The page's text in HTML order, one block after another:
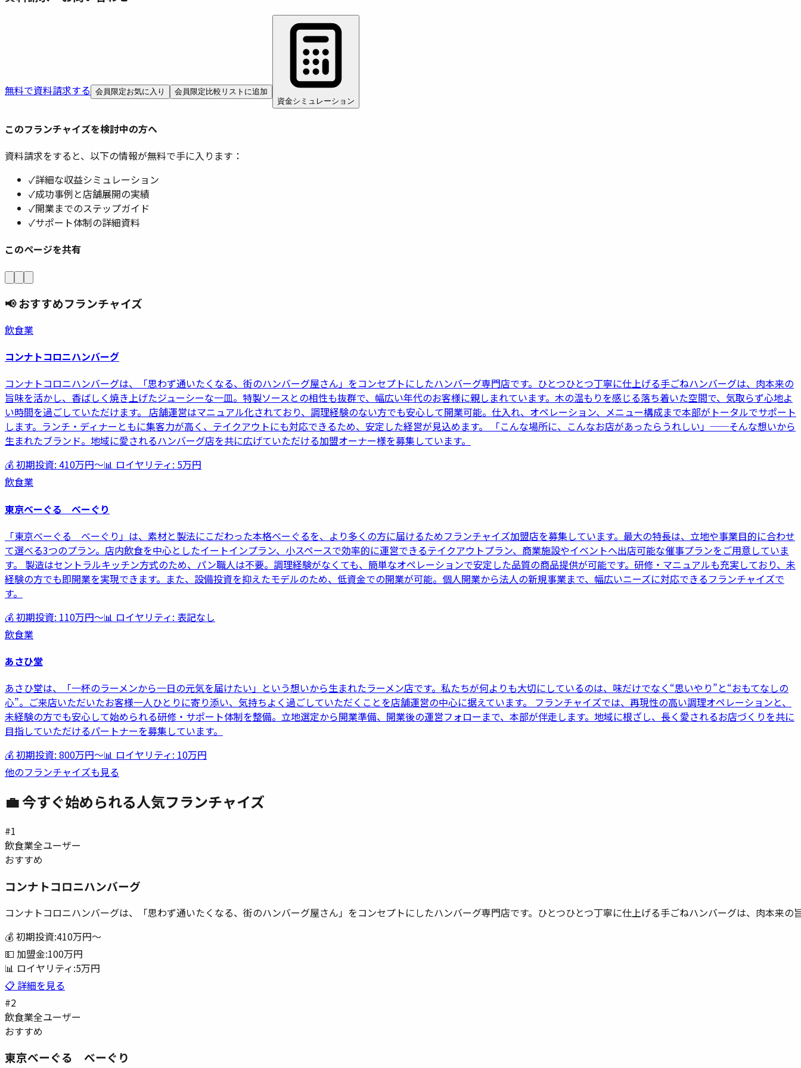
無料で資料請求する 会員限定お気に入り 会員限定 比較リストに追加
資金シミュレーション
このフランチャイズを検討中の方へ
資料請求をすると、以下の情報が無料で手に入ります：
✓詳細な収益シミュレーション
✓成功事例と店舗展開の実績
✓開業までのステップガイド
✓サポート体制の詳細資料
このページを共有
📢 おすすめフランチャイズ
飲食業
コンナトコロニハンバーグ
コンナトコロニハンバーグは、「思わず通いたくなる、街のハンバーグ屋さん」をコンセプトにしたハンバーグ専門店です。ひとつひとつ丁寧に仕上げる手ごねハンバーグは、肉本来の
旨味を活かし、香ばしく焼き上げたジューシーな一皿。特製ソースとの相性も抜群で、幅広い年代のお客様に親しまれています。木の温もりを感じる落ち着いた空間で、気取らず心地よ
い時間を過ごしていただけます。 店舗運営はマニュアル化されており、調理経験のない方でも安心して開業可能。仕入れ、オペレーション、メニュー構成まで本部がトータルでサポート
します。ランチ・ディナーともに集客力が高く、テイクアウトにも対応できるため、安定した経営が見込めます。 「こんな場所に、こんなお店があったらうれしい」──そんな想いから
生まれたブランド。地域に愛されるハンバーグ店を共に広げていただける加盟オーナー様を募集しています。
💰 初期投資: 410万円〜📊 ロイヤリティ: 5万円
飲食業
東京べーぐる べーぐり
「東京べーぐる べーぐり」は、素材と製法にこだわった本格べーぐるを、より多くの方に届けるためフランチャイズ加盟店を募集しています。最大の特長は、立地や事業目的に合わせ
て選べる3つのプラン。店内飲食を中心としたイートインプラン、小スペースで効率的に運営できるテイクアウトプラン、商業施設やイベントへ出店可能な催事プランをご用意していま
す。 製造はセントラルキッチン方式のため、パン職人は不要。調理経験がなくても、簡単なオペレーションで安定した品質の商品提供が可能です。研修・マニュアルも充実しており、未
経験の方でも即開業を実現できます。また、設備投資を抑えたモデルのため、低資金での開業が可能。個人開業から法人の新規事業まで、幅広いニーズに対応できるフランチャイズで
す。
💰 初期投資: 110万円〜📊 ロイヤリティ: 表記なし
飲食業
あさひ堂
あさひ堂は、「一杯のラーメンから一日の元気を届けたい」という想いから生まれたラーメン店です。私たちが何よりも大切にしているのは、味だけでなく“思いやり”と“おもてなしの
心”。ご来店いただいたお客様一人ひとりに寄り添い、気持ちよく過ごしていただくことを店舗運営の中心に据えています。 フランチャイズでは、再現性の高い調理オペレーションと、
未経験の方でも安心して始められる研修・サポート体制を整備。立地選定から開業準備、開業後の運営フォローまで、本部が伴走します。地域に根ざし、長く愛されるお店づくりを共に
目指していただけるパートナーを募集しています。
💰 初期投資: 800万円〜📊 ロイヤリティ: 10万円
他のフランチャイズも見る
💼 今すぐ始められる人気フランチャイズ
#1
飲食業全ユーザー
おすすめ
コンナトコロニハンバーグ
コンナトコロニハンバーグは、「思わず通いたくなる、街のハンバーグ屋さん」をコンセプトにしたハンバーグ専門店です。ひとつひとつ丁寧に仕上げる手ごねハンバーグは、肉本
💰 初期投資:410万円〜
💵 加盟金:100万円
📊 ロイヤリティ:5万円
📋 詳細を見る
#2
飲食業全ユーザー
おすすめ
東京べーぐる べーぐり